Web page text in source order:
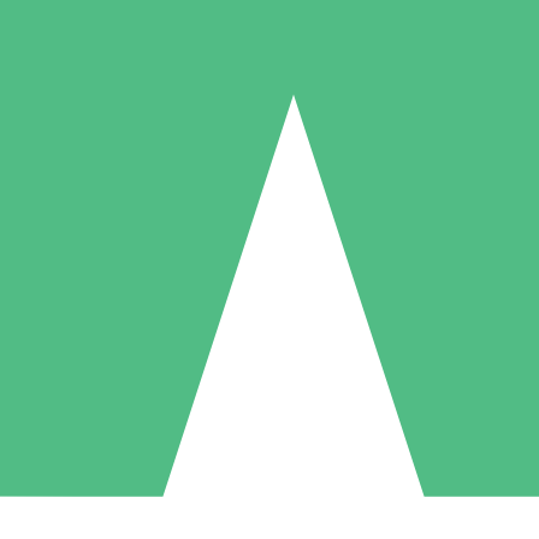
Individuelle Credit-Pakete
nach Bedarf mit Download-Credits. Keine monatliche Verpflichtung